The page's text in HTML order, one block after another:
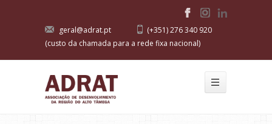
geral@adrat.pt
(+351) 276 340 920
(custo da chamada para a rede fixa nacional)